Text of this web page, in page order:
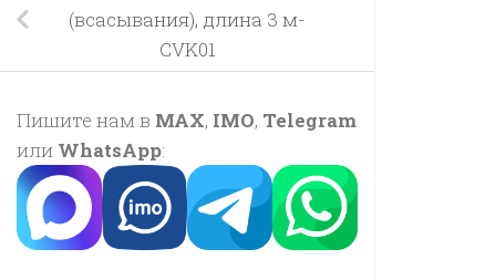
(всасывания), длина 3 м-
CVK01
Пишите нам в MAX, IMO, Telegram
или WhatsApp: